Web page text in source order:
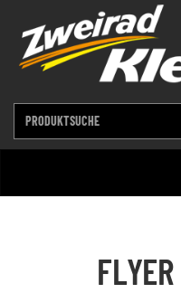
FLYER